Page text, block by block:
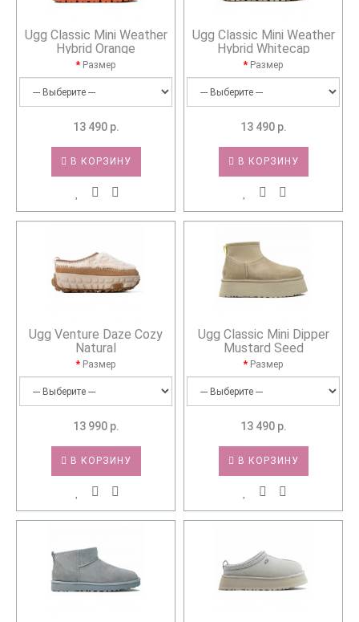
Ugg Classic Mini Weather
Hybrid Orange
Размер
13 490 р.
В КОРЗИНУ
Ugg Classic Mini Weather
Hybrid Whitecap
Размер
13 490 р.
В КОРЗИНУ
Ugg Venture Daze Cozy
Natural
Размер
13 990 р.
В КОРЗИНУ
Ugg Classic Mini Dipper
Mustard Seed
Размер
13 490 р.
В КОРЗИНУ